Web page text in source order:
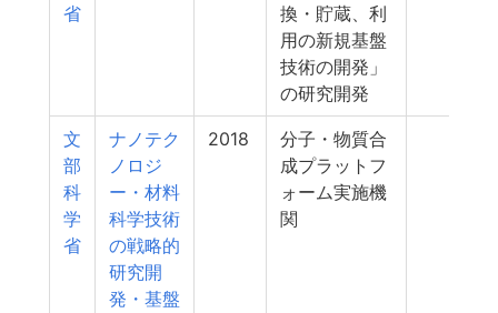
省
換・貯蔵、利
用の新規基盤
技術の開発」
の研究開発
文
部
科
学
省
ナノテク
ノロジ
ー・材料
科学技術
の戦略的
研究開
発・基盤
2018
分子・物質合
成プラットフ
ォーム実施機
関